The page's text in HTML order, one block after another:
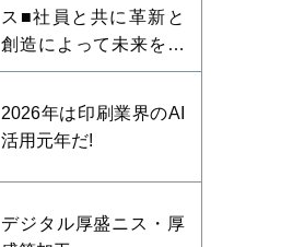
ス■社員と共に革新と
創造によって未来を開
拓する
2026年は印刷業界のAI
活用元年だ!
デジタル厚盛ニス・厚